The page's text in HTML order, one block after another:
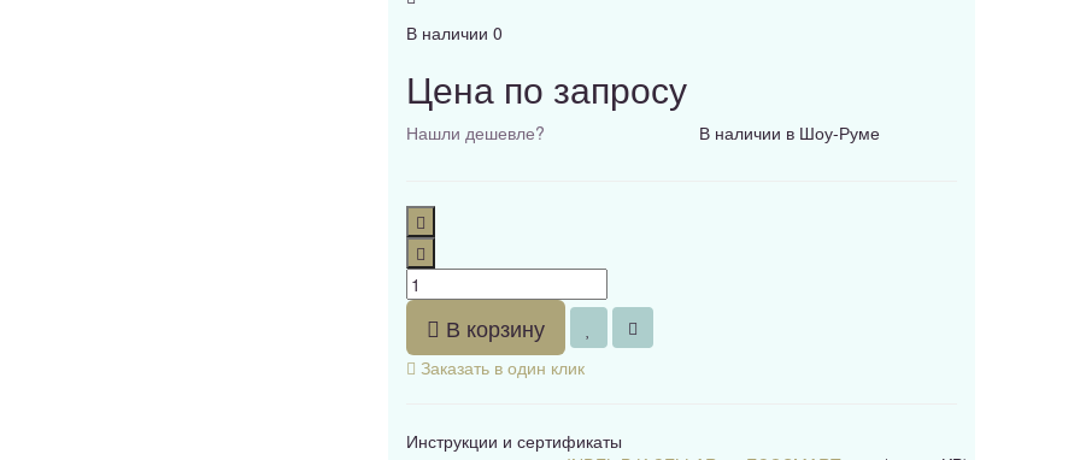
В наличии 0
Цена по запросу
Нашли дешевле? В наличии в Шоу-Руме
В корзину
Заказать в один клик
Инструкции и сертификаты